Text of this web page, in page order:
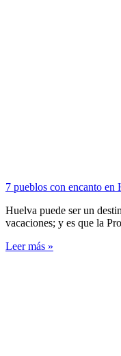
7 pueblos con encanto en
Huelva puede ser un
vacaciones; y es que la
Leer más »